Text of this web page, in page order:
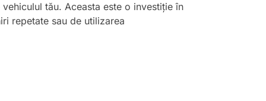
tău. Aceasta este o investiție în
repetate sau de utilizarea